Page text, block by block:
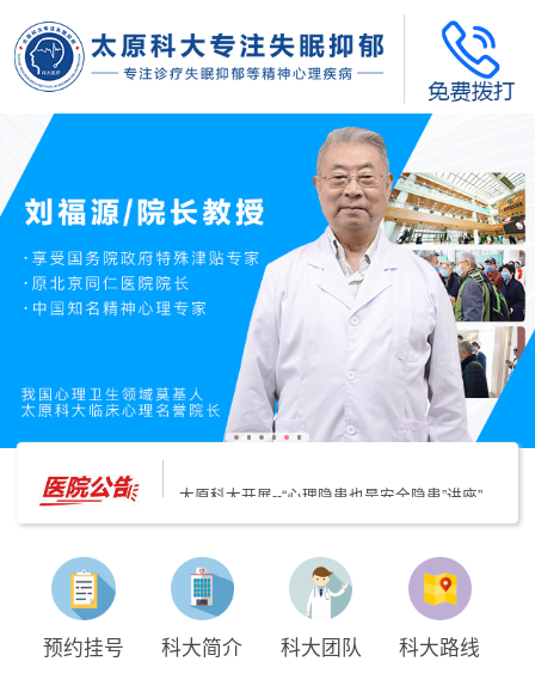
太原科大开展--“心理隐患也是安全隐患”讲座”
预约挂号 科大简介 科大团队 科大路线